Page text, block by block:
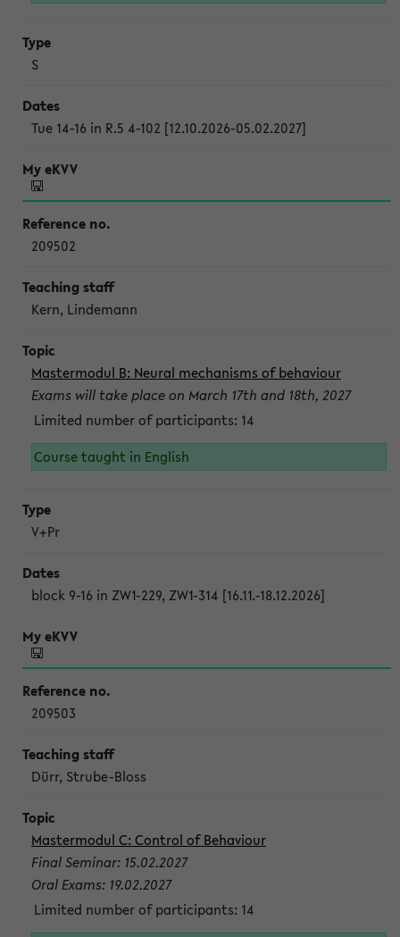
S
Tue 14-16 in R.5 4-102 [12.10.2026-05.02.2027]
209502
Kern, Lindemann
Mastermodul B: Neural mechanisms of behaviour
Exams will take place on March 17th and 18th, 2027
Limited number of participants: 14
Course taught in English
V+Pr
block 9-16 in ZW1-229, ZW1-314 [16.11.-18.12.2026]
209503
Dürr, Strube-Bloss
Mastermodul C: Control of Behaviour
Final Seminar: 15.02.2027
Oral Exams: 19.02.2027
Limited number of participants: 14